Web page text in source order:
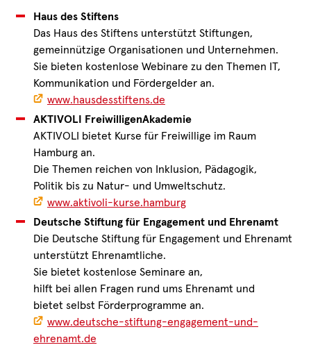
Haus des Stiftens
Das Haus des Stiftens unterstützt Stiftungen,
gemeinnützige Organisationen und Unternehmen.
Sie bieten kostenlose Webinare zu den Themen IT,
Kommunikation und Fördergelder an.
www.hausdesstiftens.de
AKTIVOLI FreiwilligenAkademie
AKTIVOLI bietet Kurse für Freiwillige im Raum
Hamburg an.
Die Themen reichen von Inklusion, Pädagogik,
Politik bis zu Natur- und Umweltschutz.
www.aktivoli-kurse.hamburg
Deutsche Stiftung für Engagement und Ehrenamt
Die Deutsche Stiftung für Engagement und Ehrenamt
unterstützt Ehrenamtliche.
Sie bietet kostenlose Seminare an,
hilft bei allen Fragen rund ums Ehrenamt und
bietet selbst Förderprogramme an.
www.deutsche-stiftung-engagement-und-
ehrenamt.de